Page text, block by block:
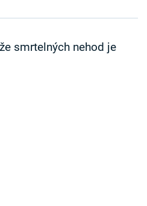
smrtelných nehod je